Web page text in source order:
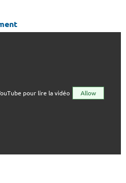
pour lire la vidéo Allow